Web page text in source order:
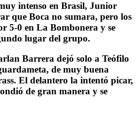
intenso en Brasil, Junior
que Boca no sumara, pero los
5-0 en La Bombonera y se
lugar del grupo.
Barrera dejó solo a Teófilo
de muy buena
El delantero la intentó picar,
de gran manera y se